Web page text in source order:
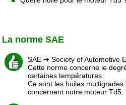
La norme SAE
SAE ➔ Society of Automotive
Cette norme concerne le
certaines températures.
Ce sont les huiles
concernent notre moteur Td5.